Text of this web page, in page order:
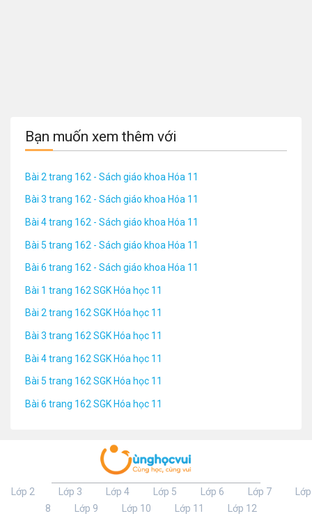
Bạn muốn xem thêm với
Bài 2 trang 162 - Sách giáo khoa Hóa 11
Bài 3 trang 162 - Sách giáo khoa Hóa 11
Bài 4 trang 162 - Sách giáo khoa Hóa 11
Bài 5 trang 162 - Sách giáo khoa Hóa 11
Bài 6 trang 162 - Sách giáo khoa Hóa 11
Bài 1 trang 162 SGK Hóa học 11
Bài 2 trang 162 SGK Hóa học 11
Bài 3 trang 162 SGK Hóa học 11
Bài 4 trang 162 SGK Hóa học 11
Bài 5 trang 162 SGK Hóa học 11
Bài 6 trang 162 SGK Hóa học 11
Lớp 2 Lớp 3 Lớp 4 Lớp 5 Lớp 6 Lớp 7
Lớp
8
Lớp 9 Lớp 10 Lớp 11 Lớp 12